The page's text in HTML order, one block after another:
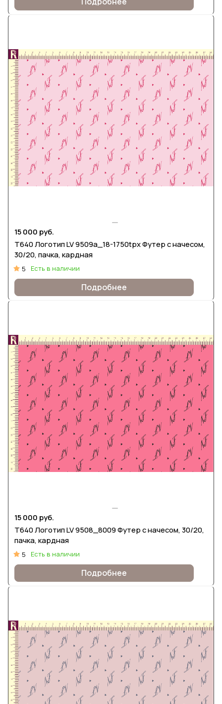
15 000 руб.
Т640 Логотип LV 9509а_18-1750tpx Футер с начесом,
30/20, пачка, кардная
5 Есть в наличии
Подробнее
15 000 руб.
Т640 Логотип LV 9508_8009 Футер с начесом, 30/20,
пачка, кардная
5 Есть в наличии
Подробнее